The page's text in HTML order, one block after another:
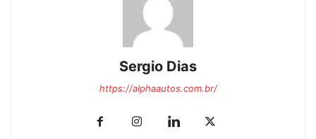
Sergio Dias
https://alphaautos.com.br/